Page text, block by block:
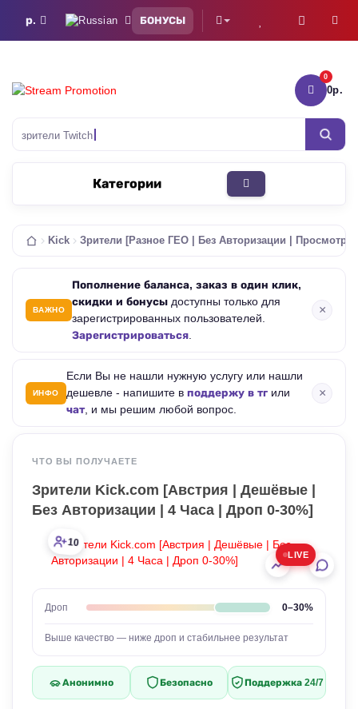
р. БОНУСЫ
зрители Twitch
0
0р.
Категории
Kick Зрители [Разное ГЕО | Без Авторизации |
ВАЖНО
Пополнение баланса, заказ в один клик,
скидки и бонусы доступны только для
зарегистрированных пользователей.
Зарегистрироваться.
×
ИНФО
Если Вы не нашли нужную услугу или нашли
дешевле - напишите в поддержу в тгили
чат, и мы решим любой вопрос.
×
ЧТО ВЫ ПОЛУЧАЕТЕ
Зрители Kick.com [Австрия | Дешёвые |
Без Авторизации | 4 Часа | Дроп 0-30%]
LIVE
10
Дроп 0–30%
Выше качество — ниже дроп и стабильнее результат
Анонимно Безопасно Поддержка 24/7